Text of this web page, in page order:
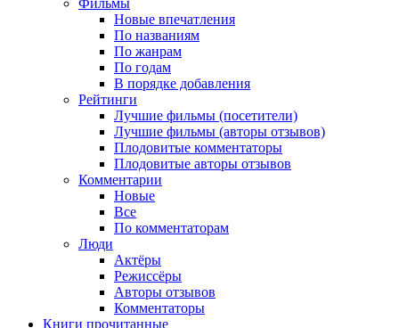
Новые впечатления
По названиям
По жанрам
По годам
В порядке добавления
Рейтинги
Лучшие фильмы (посетители)
Лучшие фильмы (авторы отзывов)
Плодовитые комментаторы
Плодовитые авторы отзывов
Комментарии
Новые
Все
По комментаторам
Люди
Актёры
Режиссёры
Авторы отзывов
Комментаторы
Книги прочитанные